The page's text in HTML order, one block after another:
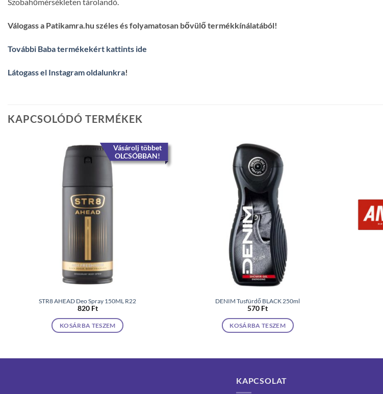
Szobahőmérsékleten tárolandó.
Válogass a Patikamra.hu széles és folyamatosan bővülő termékkínálatából!
További Baba termékekért kattints ide
Látogass el Instagram oldalunkra!
KAPCSOLÓDÓ TERMÉKEK
Vásárolj többet
OLCSÓBBAN!
STR8 AHEAD Deo Spray 150ML R22
820 Ft
KOSÁRBA TESZEM
DENIM Tusfürdő BLACK 250ml
570 Ft
KOSÁRBA TESZEM
KAPCSOLAT